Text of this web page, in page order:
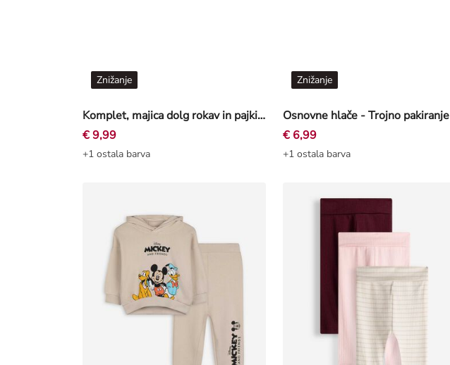
Komplet, majica dolg rokav in pajkice - Vezenine - belo
Znižanje
€ 9,99
+1 ostala barva
Osnovne hlače - Trojno pakiranje
Znižanje
€ 6,99
+1 ostala barva